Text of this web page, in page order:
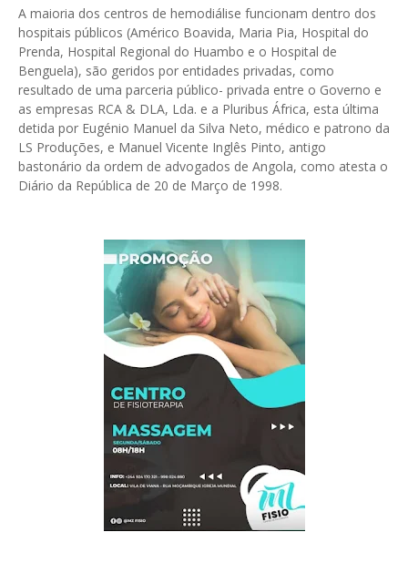
A maioria dos centros de hemodiálise funcionam dentro dos
hospitais públicos (Américo Boavida, Maria Pia, Hospital do
Prenda, Hospital Regional do Huambo e o Hospital de
Benguela), são geridos por entidades privadas, como
resultado de uma parceria público- privada entre o Governo e
as empresas RCA & DLA, Lda. e a Pluribus África, esta última
detida por Eugénio Manuel da Silva Neto, médico e patrono da
LS Produções, e Manuel Vicente Inglês Pinto, antigo
bastonário da ordem de advogados de Angola, como atesta o
Diário da República de 20 de Março de 1998.